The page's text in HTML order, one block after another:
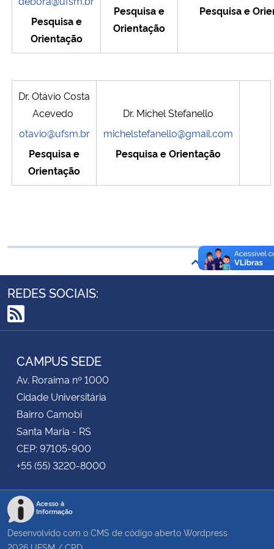
Ministério da Saúde
Ministério da Ciência, Tecnologia, Inovações e Comunicações
Ministério do Meio Ambiente
Ministério do Turismo
Gabinete de Segurança Institucional
Advocacia-Geral da União
Banco Central do Brasil
Planalto
Pesquisa e
Orientação
Pesquisa e
Orientação
Pesquisa e
Dr. Otávio Costa
Acevedo
otavio@ufsm.br
Pesquisa e
Orientação
Dr. Michel Stefanello
michelstefanello@gmail.com
Pesquisa e Orientação
Voltar ao topo
REDES SOCIAIS:
RSS
CAMPUS SEDE
Av. Roraima nº 1000
Cidade Universitária
Bairro Camobi
Santa Maria - RS
CEP: 97105-900
+55 (55) 3220-8000
Acesso à
Informação
Desenvolvido com o CMS de código aberto Wordpress
2026 UFSM / CPD